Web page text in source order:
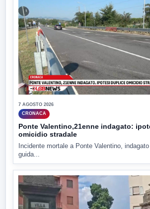
7 AGOSTO 2026
CRONACA
Ponte Valentino,21enne indagato:
omicidio stradale
Incidente mortale a Ponte Valentino,
guida...